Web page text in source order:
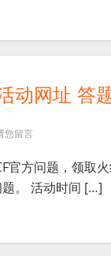
动网址 答
您留言
官方问题，领取
。 活动时间 […]